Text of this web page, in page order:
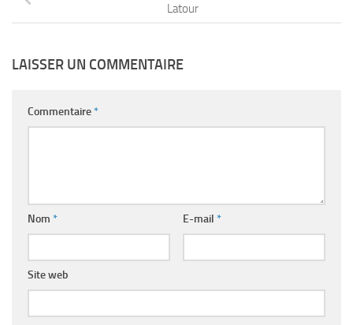
Latour
LAISSER UN COMMENTAIRE
Commentaire*
Nom * E-mail *
Site web